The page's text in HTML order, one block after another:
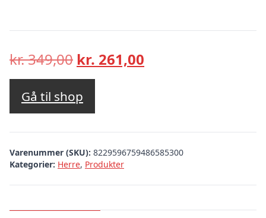
kr.349,00 Den
oprindelige
pris
var:
kr. 349,00.
kr. 261,00
kr. 261,00.
Gå til shop
Varenummer (SKU): 8229596759486585300
Kategorier: Herre, Produkter